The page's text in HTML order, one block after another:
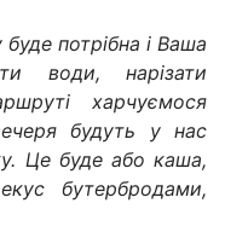
потрібна і Ваша
води, нарізати
харчуємося
будуть у нас
Це буде або каша,
бутербродами,